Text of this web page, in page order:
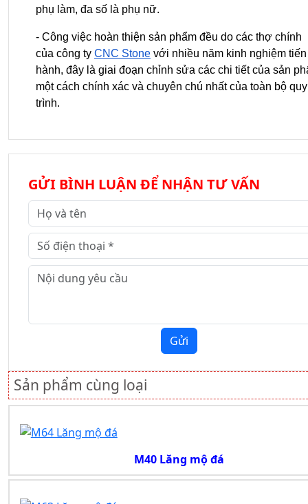
phụ làm, đa số là phụ nữ.
- Công việc hoàn thiện sản phẩm đều do các thợ chính
của công ty CNC Stone với nhiều năm kinh nghiệm tiến
hành, đây là giai đoạn chỉnh sửa các chi tiết của sản
một cách chính xác và chuyên chú nhất của toàn bộ quy
trình.
GỬI BÌNH LUẬN ĐỂ NHẬN TƯ VẤN
Gửi
Sản phẩm cùng loại
M40 Lăng mộ đá